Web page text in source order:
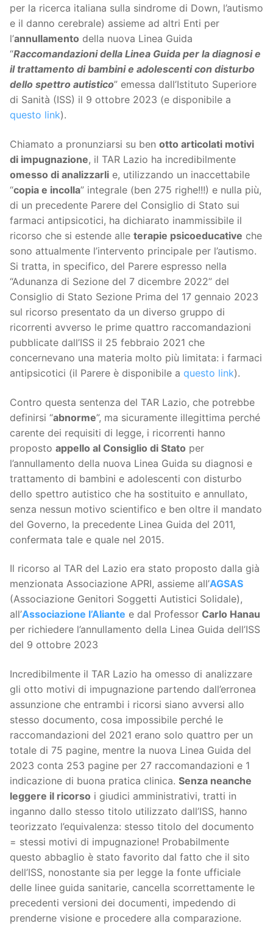
per la ricerca italiana sulla sindrome di Down, l’autismo
e il danno cerebrale) assieme ad altri Enti per
l’annullamento della nuova Linea Guida
“Raccomandazioni della Linea Guida per la diagnosi e
il trattamento di bambini e adolescenti con disturbo
dello spettro autistico” emessa dall’Istituto Superiore
di Sanità (ISS) il 9 ottobre 2023 (e disponibile a
questo link).
Chiamato a pronunziarsi su ben otto articolati motivi
di impugnazione, il TAR Lazio ha incredibilmente
omesso di analizzarli e, utilizzando un inaccettabile
“copia e incolla” integrale (ben 275 righe!!!) e nulla più,
di un precedente Parere del Consiglio di Stato sui
farmaci antipsicotici, ha dichiarato inammissibile il
ricorso che si estende alle terapie psicoeducative che
sono attualmente l’intervento principale per l’autismo.
Si tratta, in specifico, del Parere espresso nella
“Adunanza di Sezione del 7 dicembre 2022” del
Consiglio di Stato Sezione Prima del 17 gennaio 2023
sul ricorso presentato da un diverso gruppo di
ricorrenti avverso le prime quattro raccomandazioni
pubblicate dall’ISS il 25 febbraio 2021 che
concernevano una materia molto più limitata: i farmaci
antipsicotici (il Parere è disponibile a questo link).
Contro questa sentenza del TAR Lazio, che potrebbe
definirsi “abnorme”, ma sicuramente illegittima perché
carente dei requisiti di legge, i ricorrenti hanno
proposto appello al Consiglio di Stato per
l’annullamento della nuova Linea Guida su diagnosi e
trattamento di bambini e adolescenti con disturbo
dello spettro autistico che ha sostituito e annullato,
senza nessun motivo scientifico e ben oltre il mandato
del Governo, la precedente Linea Guida del 2011,
confermata tale e quale nel 2015.
Il ricorso al TAR del Lazio era stato proposto dalla già
menzionata Associazione APRI, assieme all’AGSAS
(Associazione Genitori Soggetti Autistici Solidale),
all’Associazione l’Aliante e dal Professor Carlo Hanau
per richiedere l’annullamento della Linea Guida dell’ISS
del 9 ottobre 2023
Incredibilmente il TAR Lazio ha omesso di analizzare
gli otto motivi di impugnazione partendo dall’erronea
assunzione che entrambi i ricorsi siano avversi allo
stesso documento, cosa impossibile perché le
raccomandazioni del 2021 erano solo quattro per un
totale di 75 pagine, mentre la nuova Linea Guida del
2023 conta 253 pagine per 27 raccomandazioni e 1
indicazione di buona pratica clinica. Senza neanche
leggere il ricorso i giudici amministrativi, tratti in
inganno dallo stesso titolo utilizzato dall’ISS, hanno
teorizzato l’equivalenza: stesso titolo del documento
= stessi motivi di impugnazione! Probabilmente
questo abbaglio è stato favorito dal fatto che il sito
dell’ISS, nonostante sia per legge la fonte ufficiale
delle linee guida sanitarie, cancella scorrettamente le
precedenti versioni dei documenti, impedendo di
prenderne visione e procedere alla comparazione.